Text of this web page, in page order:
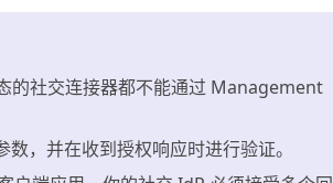
的社交连接器都不能通过 Management
数，并在收到授权响应时进行验证。